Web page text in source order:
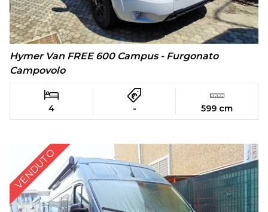
Hymer Van FREE 600 Campus - Furgonato
Campovolo
4 - 599 cm
VENDUTO